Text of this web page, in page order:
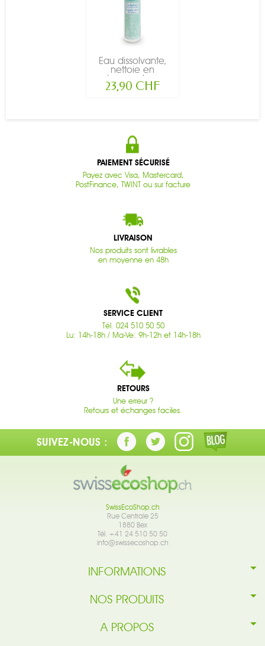
Eau dissolvante,
nettoie en
douceur les...
23,90 CHF
PAIEMENT SÉCURISÉ
Payez avec Visa, Mastercard,
PostFinance, TWINT ou sur facture
LIVRAISON
Nos produits sont livrables
en moyenne en 48h
SERVICE CLIENT
Tél. 024 510 50 50
Lu: 14h-18h / Ma-Ve: 9h-12h et 14h-18h
RETOURS
Une erreur ?
Retours et échanges faciles.
SUIVEZ-NOUS :
SwissEcoShop.ch
Rue Centrale 25
1880 Bex
Tél. +41 24 510 50 50
info@swissecoshop.ch
INFORMATIONS
NOS PRODUITS
A PROPOS